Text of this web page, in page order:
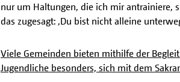
nur um Haltungen, die ich mir antrainiere,
das zugesagt: ‚Du bist nicht alleine
Viele Gemeinden bieten mithilfe der
Jugendliche besonders, sich mit dem